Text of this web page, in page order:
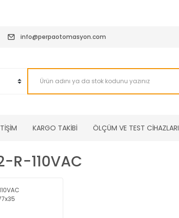
info@perpaotomasyon.com
KARGO TAKİBİ ÖLÇÜM VE TEST CİHAZLARI
R-110VAC